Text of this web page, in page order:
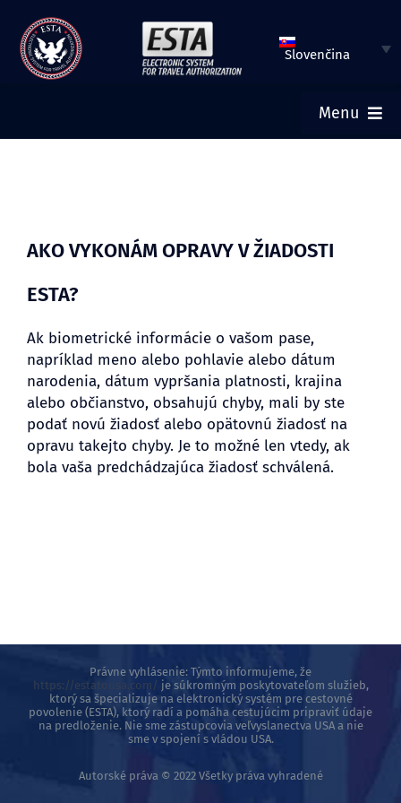
Preskočiť
obsah
Slovenčina
Menu
TURISTICKÉ VÍZA
POMOC
BLOG
AKO VYKONÁM OPRAVY V ŽIADOSTI
ESTA?
Ak biometrické informácie o vašom pase,
napríklad meno alebo pohlavie alebo dátum
narodenia, dátum vypršania platnosti, krajina
alebo občianstvo, obsahujú chyby, mali by ste
podať novú žiadosť alebo opätovnú žiadosť na
opravu takejto chyby. Je to možné len vtedy, ak
bola vaša predchádzajúca žiadosť schválená.
Právne vyhlásenie: Týmto informujeme, že
https://estatousa.com/ je súkromným poskytovateľom služieb,
ktorý sa špecializuje na elektronický systém pre cestovné
povolenie (ESTA), ktorý radí a pomáha cestujúcim pripraviť údaje
na predloženie. Nie sme zástupcovia veľvyslanectva USA a nie
sme v spojení s vládou USA.
Autorské práva © 2022 Všetky práva vyhradené